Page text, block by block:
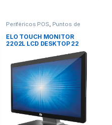
Periféricos POS, Puntos de
Venta y Códigos de Barra
ELO TOUCH MONITOR
2202L LCD DESKTOP 22
CAPACITIVE 10-TOUCH B